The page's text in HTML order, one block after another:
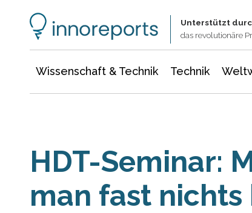
Unterstützt
das revolutionäre
Wissenschaft & Technik Technik
HDT-Seminar:
man fast nichts